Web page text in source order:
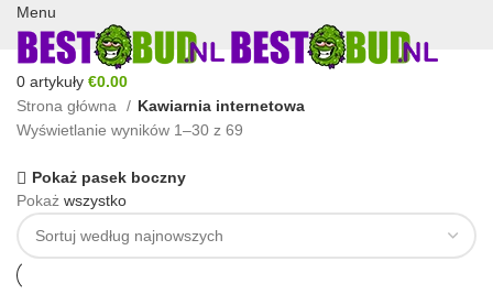
Menu
0 artykuły €0.00
Strona główna
Kawiarnia internetowa
Wyświetlanie wyników 1–30 z 69
Pokaż pasek boczny
Pokaż wszystko